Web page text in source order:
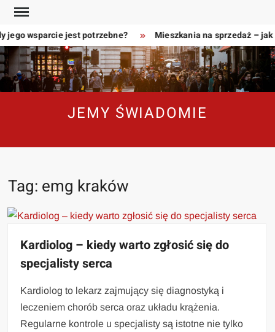
Skip
content
jego wsparcie jest potrzebne? Mieszkania na sprzedaż –
JEMY ŚWIADOMIE
Tag: emg kraków
Kardiolog – kiedy warto zgłosić się do
specjalisty serca
Kardiolog to lekarz zajmujący się diagnostyką i
leczeniem chorób serca oraz układu krążenia.
Regularne kontrole u specjalisty są istotne nie tylko